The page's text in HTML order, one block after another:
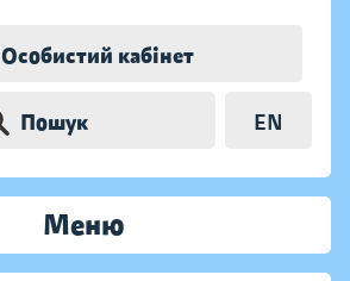
Особистий кабінет
Пошук EN
Меню